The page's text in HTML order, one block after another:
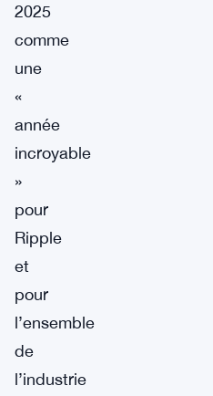
2025
comme
une
«
année
incroyable
»
pour
Ripple
et
pour
l’ensemble
de
l’industrie